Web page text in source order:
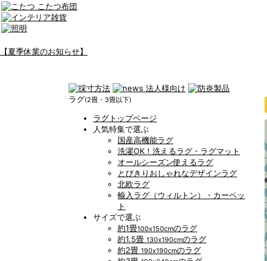
【夏季休業のお知らせ】
ラグ(2畳・3畳以下)
ラグトップページ
人気特集で選ぶ
国産高機能ラグ
洗濯OK！洗えるラグ・ラグマット
オールシーズン使えるラグ
とびきりおしゃれなデザインラグ
北欧ラグ
輸入ラグ（ウィルトン）・カーペッ
ト
サイズで選ぶ
約1畳100x150cmのラグ
約1.5畳 130x190cmのラグ
約2畳 190x190cmのラグ